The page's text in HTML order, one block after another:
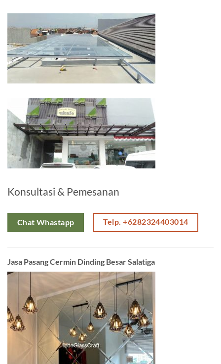
Konsultasi & Pemesanan
Chat Whastapp Telp. +6282324403014
Jasa Pasang Cermin Dinding Besar Salatiga